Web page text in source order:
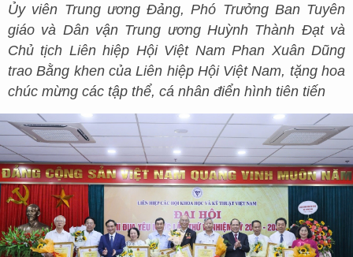
Ủy viên Trung ương Đảng, Phó Trưởng Ban Tuyên
giáo và Dân vận Trung ương Huỳnh Thành Đạt và
Chủ tịch Liên hiệp Hội Việt Nam Phan Xuân Dũng
trao Bằng khen của Liên hiệp Hội Việt Nam, tặng hoa
chúc mừng các tập thể, cá nhân điển hình tiên tiến